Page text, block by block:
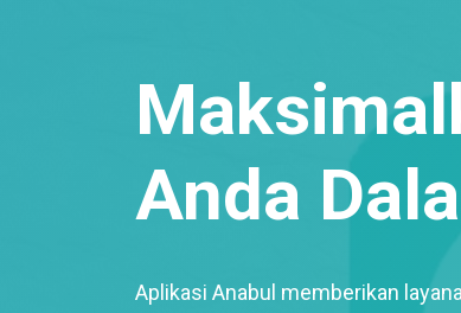
Anda
Aplikasi Anabul memberikan